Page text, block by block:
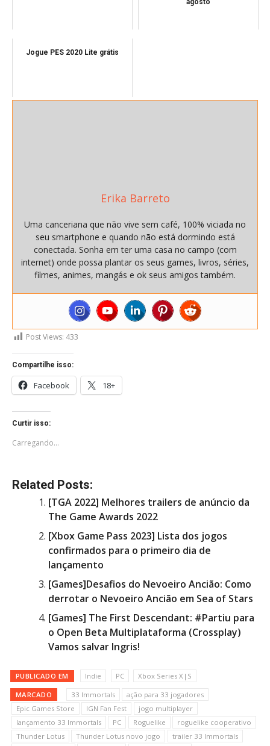
agosto
Jogue PES 2020 Lite grátis
Erika Barreto
Uma canceriana que não vive sem café, 100% viciada no
seu smartphone e quando não está dormindo está
conectada. Sonha em ter uma casa no campo (com
internet) onde possa plantar os seus games, livros, séries,
filmes, animes, mangás e ok seus amigos também.
Post Views: 433
Compartilhe isso:
Facebook 18+
Curtir isso:
Carregando...
Related Posts:
[TGA 2022] Melhores trailers de anúncio da
The Game Awards 2022
[Xbox Game Pass 2023] Lista dos jogos
confirmados para o primeiro dia de
lançamento
[Games]Desafios do Nevoeiro Ancião: Como
derrotar o Nevoeiro Ancião em Sea of Stars
[Games] The First Descendant: #Partiu para
o Open Beta Multiplataforma (Crossplay)
Vamos salvar Ingris!
PUBLICADO EM Indie PC Xbox Series X|S
MARCADO 33 Immortals
ação para 33 jogadores
Epic Games Store
IGN Fan Fest
jogo multiplayer
lançamento 33 Immortals
PC Roguelike
roguelike cooperativo
Thunder Lotus
Thunder Lotus novo jogo
trailer 33 Immortals